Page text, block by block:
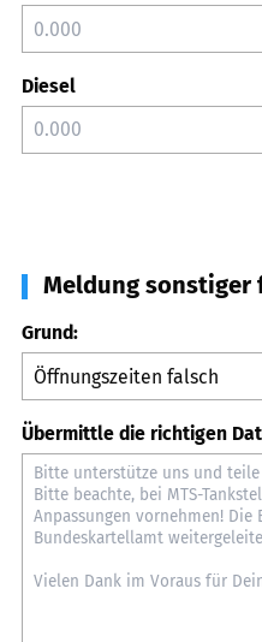
Diesel
Meldung sonstiger
Grund:
Übermittle die richtigen